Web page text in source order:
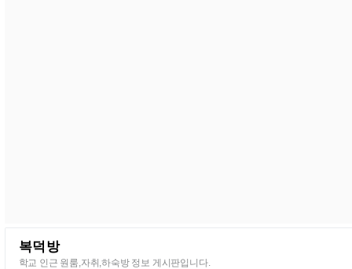
복덕방
학교 인근 원룸,자취,하숙방 정보 게시판입니다.